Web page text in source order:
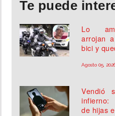
Te puede
Lo
arrojan
bici y
Agosto 05,
Vendió
infierno:
de hijas